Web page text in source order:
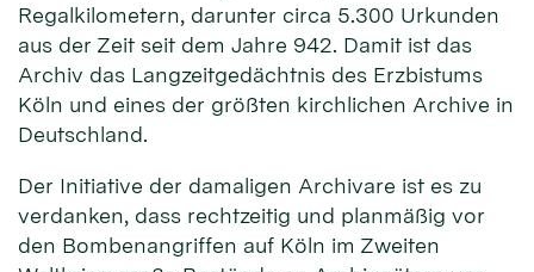
Regalkilometern, darunter circa 5.300 Urkunden
aus der Zeit seit dem Jahre 942. Damit ist das
Archiv das Langzeitgedächtnis des Erzbistums
Köln und eines der größten kirchlichen Archive in
Deutschland.
Der Initiative der damaligen Archivare ist es zu
verdanken, dass rechtzeitig und planmäßig vor
den Bombenangriffen auf Köln im Zweiten